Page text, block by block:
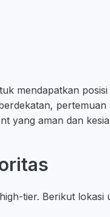
mendapatkan
pertemuan
yang aman dan
tier. Berikut lokasi